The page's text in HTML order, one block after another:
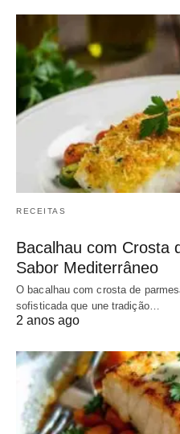
RECEITAS
Bacalhau com Crosta
Sabor Mediterrâneo
O bacalhau com crosta de
sofisticada que une tradição…
2 anos ago